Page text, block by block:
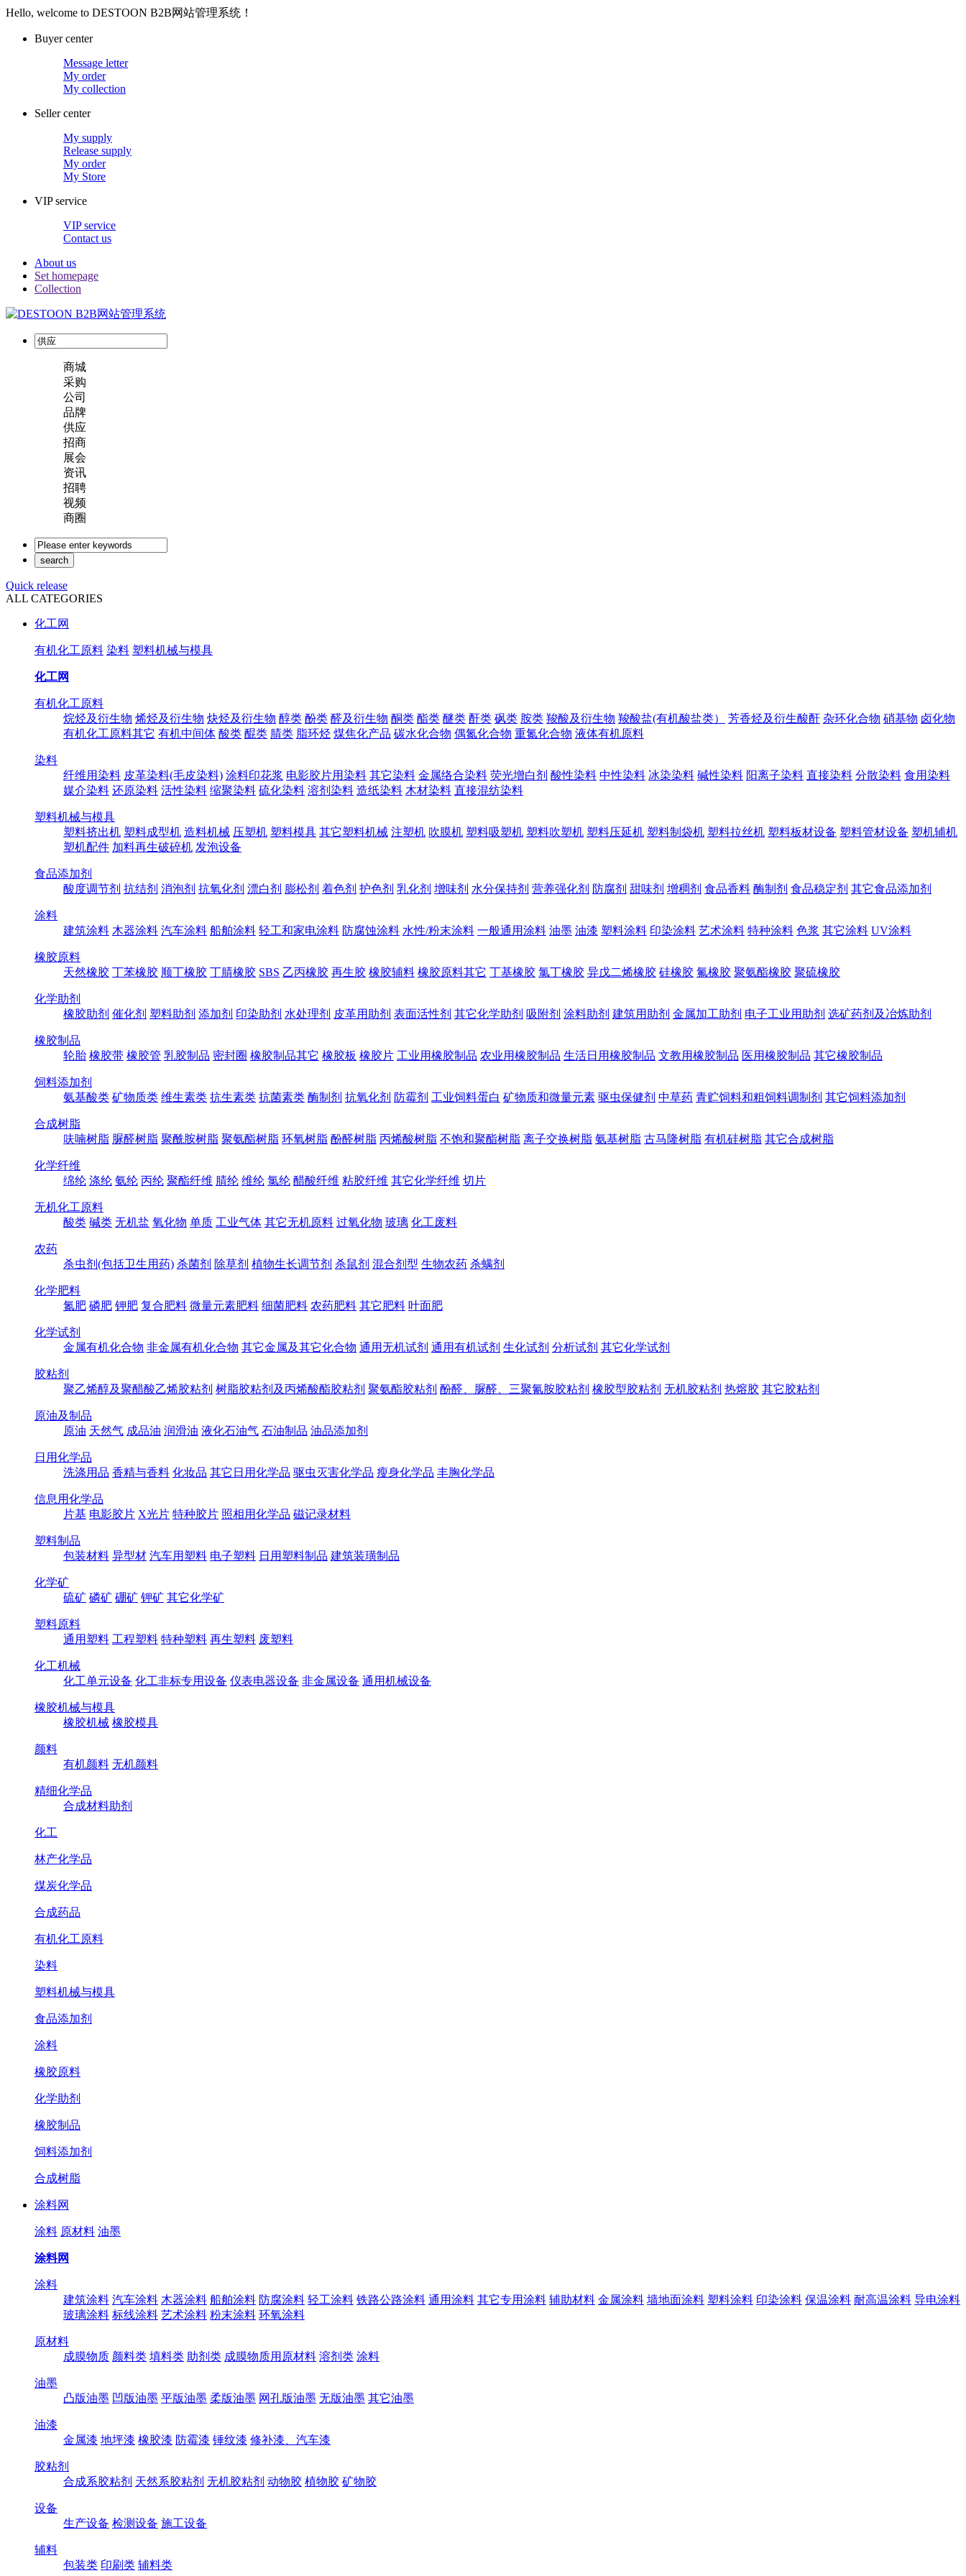
Hello, welcome to DESTOON B2B网站管理系统！
Buyer center
Message letter
My order
My collection
Seller center
My supply
Release supply
My order
My Store
VIP service
VIP service
Contact us
About us
Set homepage
Collection
商城
采购
公司
品牌
供应
招商
展会
资讯
招聘
视频
商圈
Quick release
ALL CATEGORIES
化工网
有机化工原料 染料 塑料机械与模具
化工网
有机化工原料
烷烃及衍生物 烯烃及衍生物 炔烃及衍生物 醇类 酚类 醛及衍生物 酮类 酯类 醚类 酐类 砜类 胺类 羧酸及衍生物 羧酸盐(有机酸盐类） 芳香烃及衍生酸酐 杂环化合物 硝基物 卤化物
有机化工原料其它 有机中间体 酸类 醌类 腈类 脂环烃 煤焦化产品 碳水化合物 偶氮化合物 重氮化合物 液体有机原料
染料
纤维用染料 皮革染料(毛皮染料) 涂料印花浆 电影胶片用染料 其它染料 金属络合染料 荧光增白剂 酸性染料 中性染料 冰染染料 碱性染料 阳离子染料 直接染料 分散染料 食用染料
媒介染料 还原染料 活性染料 缩聚染料 硫化染料 溶剂染料 造纸染料 木材染料 直接混纺染料
塑料机械与模具
塑料挤出机 塑料成型机 造料机械 压塑机 塑料模具 其它塑料机械 注塑机 吹膜机 塑料吸塑机 塑料吹塑机 塑料压延机 塑料制袋机 塑料拉丝机 塑料板材设备 塑料管材设备 塑机辅机
塑机配件 加料再生破碎机 发泡设备
食品添加剂
酸度调节剂 抗结剂 消泡剂 抗氧化剂 漂白剂 膨松剂 着色剂 护色剂 乳化剂 增味剂 水分保持剂 营养强化剂 防腐剂 甜味剂 增稠剂 食品香料 酶制剂 食品稳定剂 其它食品添加剂
涂料
建筑涂料 木器涂料 汽车涂料 船舶涂料 轻工和家电涂料 防腐蚀涂料 水性/粉末涂料 一般通用涂料 油墨 油漆 塑料涂料 印染涂料 艺术涂料 特种涂料 色浆 其它涂料 UV涂料
橡胶原料
天然橡胶 丁苯橡胶 顺丁橡胶 丁腈橡胶 SBS 乙丙橡胶 再生胶 橡胶辅料 橡胶原料其它 丁基橡胶 氯丁橡胶 异戊二烯橡胶 硅橡胶 氟橡胶 聚氨酯橡胶 聚硫橡胶
化学助剂
橡胶助剂 催化剂 塑料助剂 添加剂 印染助剂 水处理剂 皮革用助剂 表面活性剂 其它化学助剂 吸附剂 涂料助剂 建筑用助剂 金属加工助剂 电子工业用助剂 选矿药剂及冶炼助剂
橡胶制品
轮胎 橡胶带 橡胶管 乳胶制品 密封圈 橡胶制品其它 橡胶板 橡胶片 工业用橡胶制品 农业用橡胶制品 生活日用橡胶制品 文教用橡胶制品 医用橡胶制品 其它橡胶制品
饲料添加剂
氨基酸类 矿物质类 维生素类 抗生素类 抗菌素类 酶制剂 抗氧化剂 防霉剂 工业饲料蛋白 矿物质和微量元素 驱虫保健剂 中草药 青贮饲料和粗饲料调制剂 其它饲料添加剂
合成树脂
呋喃树脂 脲醛树脂 聚酰胺树脂 聚氨酯树脂 环氧树脂 酚醛树脂 丙烯酸树脂 不饱和聚酯树脂 离子交换树脂 氨基树脂 古马隆树脂 有机硅树脂 其它合成树脂
化学纤维
绵纶 涤纶 氨纶 丙纶 聚酯纤维 腈纶 维纶 氯纶 醋酸纤维 粘胶纤维 其它化学纤维 切片
无机化工原料
酸类 碱类 无机盐 氧化物 单质 工业气体 其它无机原料 过氧化物 玻璃 化工废料
农药
杀虫剂(包括卫生用药) 杀菌剂 除草剂 植物生长调节剂 杀鼠剂 混合剂型 生物农药 杀螨剂
化学肥料
氮肥 磷肥 钾肥 复合肥料 微量元素肥料 细菌肥料 农药肥料 其它肥料 叶面肥
化学试剂
金属有机化合物 非金属有机化合物 其它金属及其它化合物 通用无机试剂 通用有机试剂 生化试剂 分析试剂 其它化学试剂
胶粘剂
聚乙烯醇及聚醋酸乙烯胶粘剂 树脂胶粘剂及丙烯酸酯胶粘剂 聚氨酯胶粘剂 酚醛、脲醛、三聚氰胺胶粘剂 橡胶型胶粘剂 无机胶粘剂 热熔胶 其它胶粘剂
原油及制品
原油 天然气 成品油 润滑油 液化石油气 石油制品 油品添加剂
日用化学品
洗涤用品 香精与香料 化妆品 其它日用化学品 驱虫灭害化学品 瘦身化学品 丰胸化学品
信息用化学品
片基 电影胶片 X光片 特种胶片 照相用化学品 磁记录材料
塑料制品
包装材料 异型材 汽车用塑料 电子塑料 日用塑料制品 建筑装璜制品
化学矿
硫矿 磷矿 硼矿 钾矿 其它化学矿
塑料原料
通用塑料 工程塑料 特种塑料 再生塑料 废塑料
化工机械
化工单元设备 化工非标专用设备 仪表电器设备 非金属设备 通用机械设备
橡胶机械与模具
橡胶机械 橡胶模具
颜料
有机颜料 无机颜料
精细化学品
合成材料助剂
化工
林产化学品
煤炭化学品
合成药品
有机化工原料
染料
塑料机械与模具
食品添加剂
涂料
橡胶原料
化学助剂
橡胶制品
饲料添加剂
合成树脂
涂料网
涂料 原材料 油墨
涂料网
涂料
建筑涂料 汽车涂料 木器涂料 船舶涂料 防腐涂料 轻工涂料 铁路公路涂料 通用涂料 其它专用涂料 辅助材料 金属涂料 墙地面涂料 塑料涂料 印染涂料 保温涂料 耐高温涂料 导电涂料
玻璃涂料 标线涂料 艺术涂料 粉末涂料 环氧涂料
原材料
成膜物质 颜料类 填料类 助剂类 成膜物质用原材料 溶剂类 涂料
油墨
凸版油墨 凹版油墨 平版油墨 柔版油墨 网孔版油墨 无版油墨 其它油墨
油漆
金属漆 地坪漆 橡胶漆 防霉漆 锤纹漆 修补漆、汽车漆
胶粘剂
合成系胶粘剂 天然系胶粘剂 无机胶粘剂 动物胶 植物胶 矿物胶
设备
生产设备 检测设备 施工设备
辅料
包装类 印刷类 辅料类